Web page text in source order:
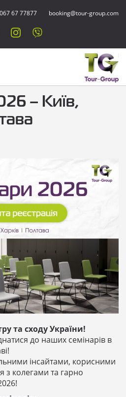
67 77877 booking@tour-group.com
– Київ,
та сходу України!
до наших семінарів в
інсайтами, корисними
з колегами та гарно